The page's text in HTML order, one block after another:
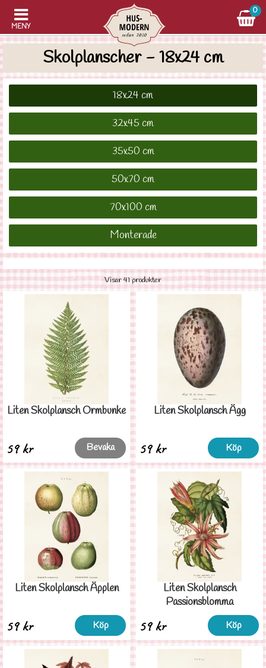
MENY
0
Skolplanscher - 18x24 cm
18x24 cm
32x45 cm
35x50 cm
50x70 cm
70x100 cm
Monterade
Visar 41 produkter
Liten Skolplansch Ormbunke
59 kr Bevaka
Liten Skolplansch Ägg
59 kr Köp
Liten Skolplansch Äpplen
59 kr Köp
Liten Skolplansch
Passionsblomma
59 kr Köp